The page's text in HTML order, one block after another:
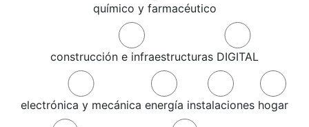
químico y farmacéutico
construcción e infraestructuras DIGITAL
electrónica y mecánica energía instalaciones hogar